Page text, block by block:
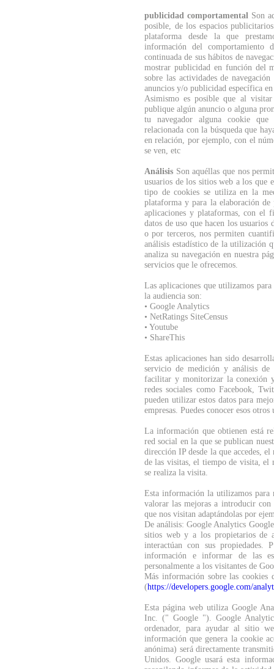
publicidad comportamental Son
posible, de los espacios
plataforma desde la que
información del comportamiento
continuada de sus hábitos de
mostrar publicidad en función del
sobre las actividades de
anuncios y/o publicidad específica
Asimismo es posible que al
publique algún anuncio o alguna
tu navegador alguna cookie que
relacionada con la búsqueda que
en relación, por ejemplo, con el
se ven, etc
Análisis Son aquéllas que nos
usuarios de los sitios web a los que
tipo de cookies se utiliza en la
plataforma y para la elaboración
aplicaciones y plataformas, con el
datos de uso que hacen los
o por terceros, nos permiten
análisis estadístico de la utilización
analiza su navegación en nuestra
servicios que le ofrecemos.
Las aplicaciones que utilizamos
la audiencia son:
• Google Analytics
• NetRatings SiteCensus
• Youtube
• ShareThis
Estas aplicaciones han sido
servicio de medición y análisis de
facilitar y monitorizar la conexión
redes sociales como Facebook,
pueden utilizar estos datos para
empresas. Puedes conocer esos
La información que obtienen está
red social en la que se publican
dirección IP desde la que accedes,
de las visitas, el tiempo de visita, el
se realiza la visita.
Esta información la utilizamos para
valorar las mejoras a introducir
que nos visitan adaptándolas por
De análisis: Google Analytics
sitios web y a los propietarios de
interactúan con sus
información e informar de las
personalmente a los visitantes de
Más información sobre las
(https://developers.google.com/
Esta página web utiliza Google
Inc. (" Google "). Google
ordenador, para ayudar al sitio
información que genera la cookie
anónima) será directamente
Unidos. Google usará esta